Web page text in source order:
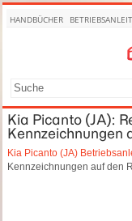
HANDBÜCHER
Kia Picanto (JA):
Kennzeichnungen
Kia Picanto (JA)
Kennzeichnungen auf den